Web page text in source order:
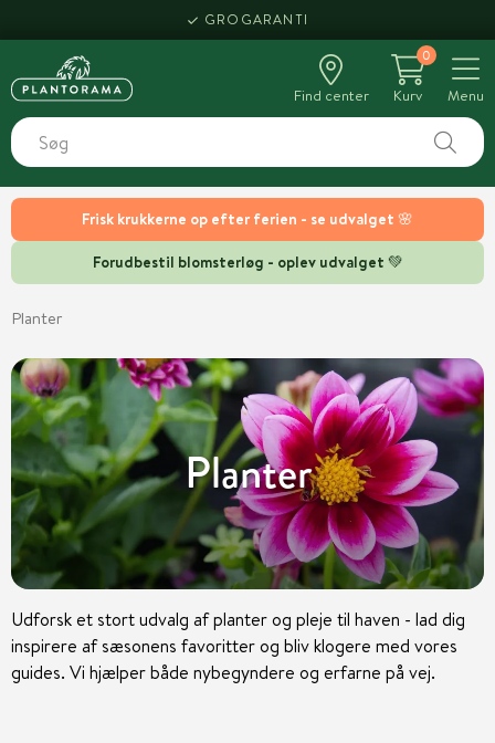
Frisk krukkerne op efter ferien - se udvalget 🌸
Forudbestil blomsterløg - oplev udvalget 💚
GROGARANTI
Find center
0
Kurv
Menu
Planter
Planter
Udforsk et stort udvalg af planter og pleje til haven - lad dig
inspirere af sæsonens favoritter og bliv klogere med vores
guides. Vi hjælper både nybegyndere og erfarne på vej.